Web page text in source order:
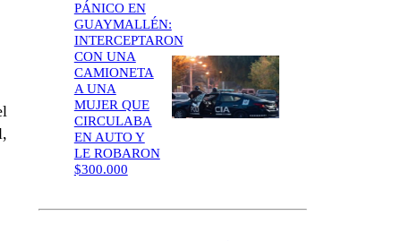
PÁNICO EN
GUAYMALLÉN:
INTERCEPTARON
CON UNA
CAMIONETA
A UNA
MUJER QUE
CIRCULABA
EN AUTO Y
LE ROBARON
$300.000